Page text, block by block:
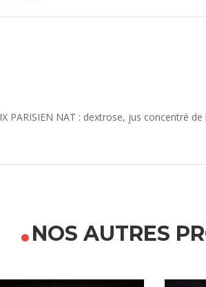
PARISIEN NAT : dextrose, jus concentré
NOS AUTRES